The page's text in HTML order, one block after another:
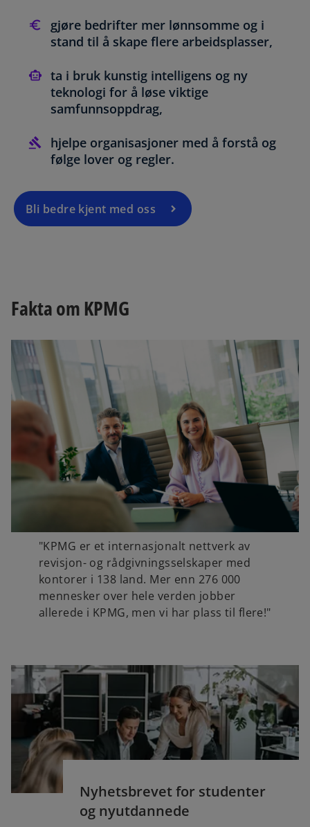
gjøre bedrifter mer lønnsomme og i
stand til å skape flere arbeidsplasser,
ta i bruk kunstig intelligens og ny
teknologi for å løse viktige
samfunnsoppdrag,
hjelpe organisasjoner med å forstå og
følge lover og regler.
Bli bedre kjent med oss
Fakta om KPMG
"KPMG er et internasjonalt nettverk av
revisjon- og rådgivningsselskaper med
kontorer i 138 land. Mer enn 276 000
mennesker over hele verden jobber
allerede i KPMG, men vi har plass til flere!"
Nyhetsbrevet for studenter
og nyutdannede